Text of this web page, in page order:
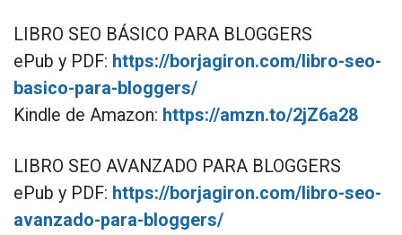
LIBRO SEO BÁSICO PARA BLOGGERS
ePub y PDF: https://borjagiron.com/libro-seo-
basico-para-bloggers/
Kindle de Amazon: https://amzn.to/2jZ6a28
LIBRO SEO AVANZADO PARA BLOGGERS
ePub y PDF: https://borjagiron.com/libro-seo-
avanzado-para-bloggers/